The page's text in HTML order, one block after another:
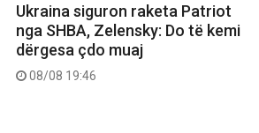
Ukraina siguron raketa Patriot
nga SHBA, Zelensky: Do të kemi
dërgesa çdo muaj
08/08 19:46